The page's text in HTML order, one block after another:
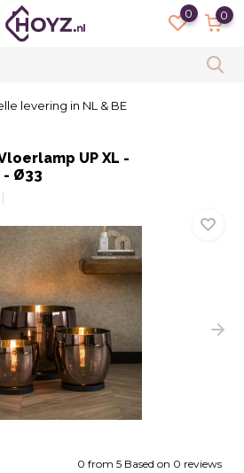
0 0
levering in NL & BE
UP XL -
- Ø33
0 from 5 Based on 0 reviews